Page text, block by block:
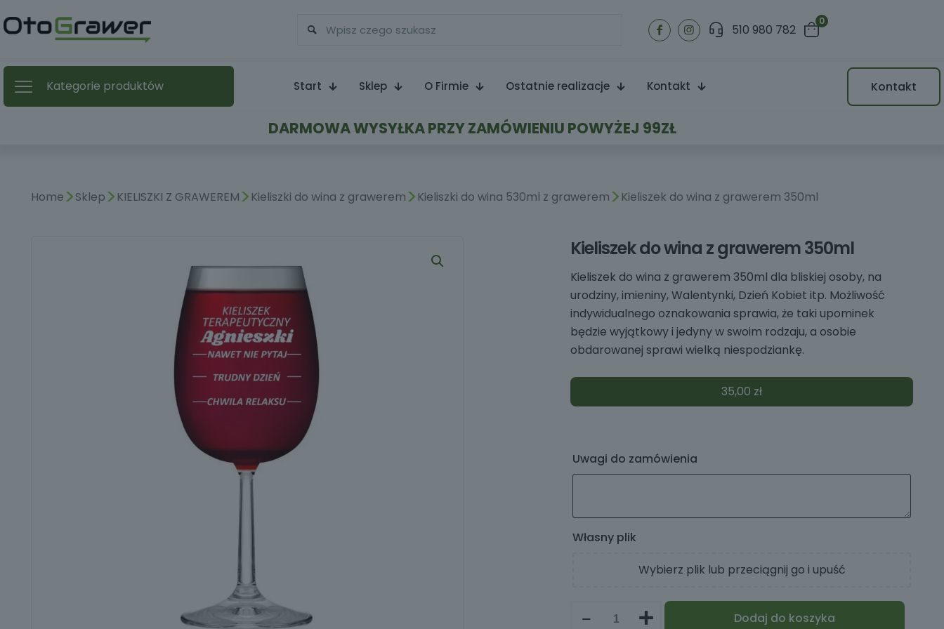
510 980 782
0
Kategorie produktów Start Sklep O Firmie Ostatnie realizacje Kontakt Kontakt
DARMOWA WYSYŁKA PRZY ZAMÓWIENIU POWYŻEJ 99ZŁ
Home>Sklep> KIELISZKI Z GRAWEREM> Kieliszki do wina z grawerem> Kieliszki do wina 530ml z grawerem> Kieliszek do wina z grawerem 350ml
Kieliszek do wina z grawerem 350ml
Kieliszek do wina z grawerem 350ml dla bliskiej osoby, na
urodziny, imieniny, Walentynki, Dzień Kobiet itp. Możliwość
indywidualnego oznakowania sprawia, że taki upominek
będzie wyjątkowy i jedyny w swoim rodzaju, a osobie
obdarowanej sprawi wielką niespodziankę.
35,00 zł
Uwagi do zamówienia
Własny plik
Wybierz plik lub przeciągnij go i upuść
Dodaj do koszyka